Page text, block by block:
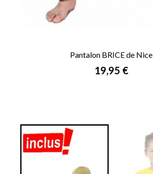
Pantalon BRICE de Nice
Prix
19,95 €